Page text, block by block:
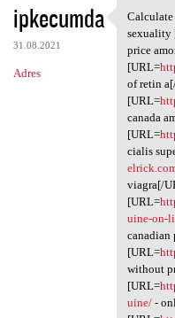
ipkecumda
31.08.2021
Adres
sexuality
price
[URL=
of retin
[URL=
canada
[URL=
cialis
viagra[/
[URL=
uine-on-
canadian
[URL=
without
[URL=
uine/-